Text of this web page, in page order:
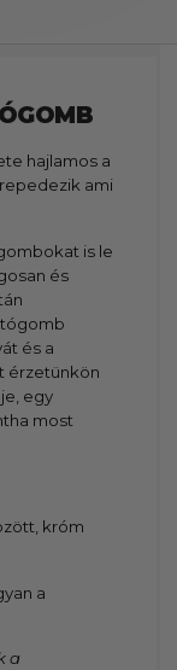
hajlamos a
ami
is le
és
és a
érzetünkön
egy
most
króm
a
a